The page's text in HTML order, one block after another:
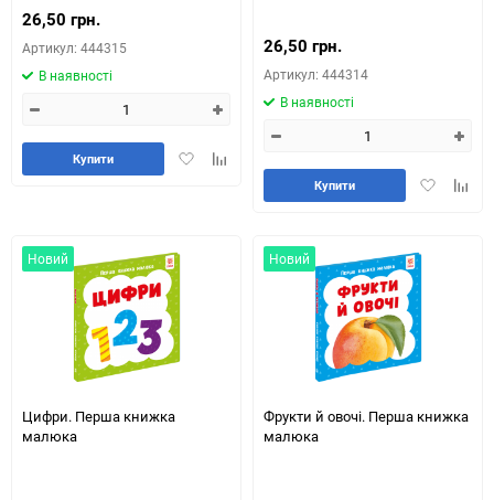
26,50 грн.
Артикул: 444315
В наявності
ДодатиДодайте
Купити
26,50 грн.
Артикул: 444314
В наявності
Додати
Купити
Новий
Цифри. Перша книжка
малюка
Новий
Фрукти й овочі. Перша книжка
малюка